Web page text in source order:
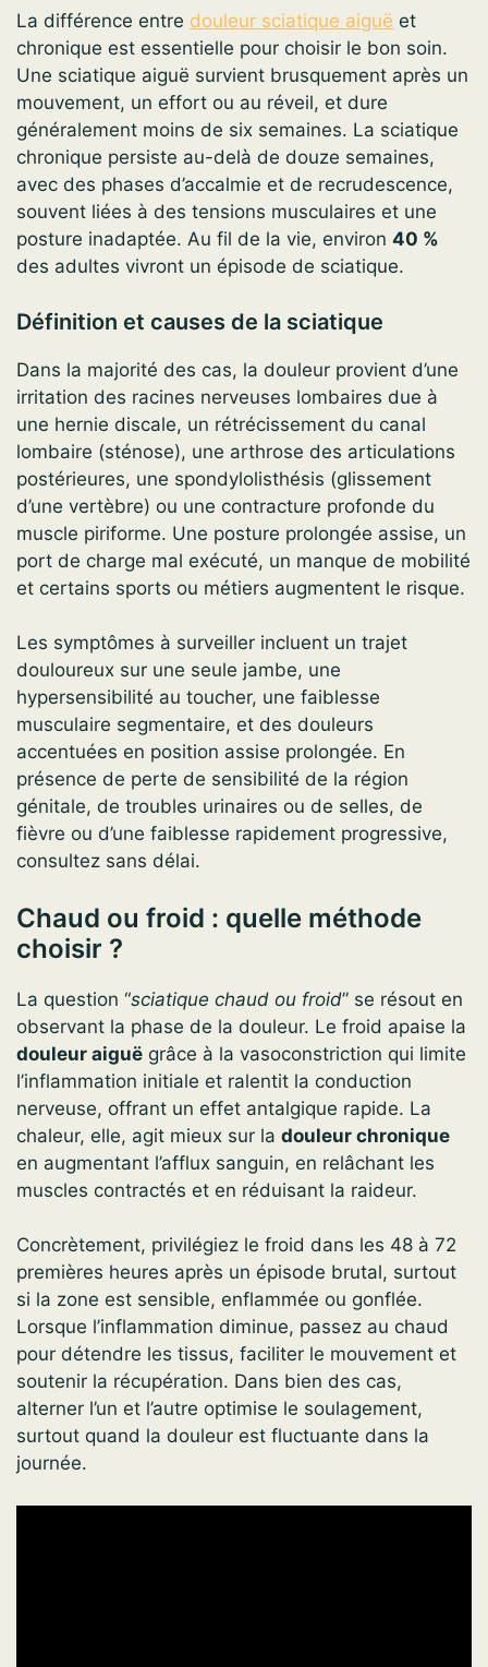
La différence entre douleur sciatique aiguë et
chronique est essentielle pour choisir le bon soin.
Une sciatique aiguë survient brusquement après un
mouvement, un effort ou au réveil, et dure
généralement moins de six semaines. La sciatique
chronique persiste au-delà de douze semaines,
avec des phases d’accalmie et de recrudescence,
souvent liées à des tensions musculaires et une
posture inadaptée. Au fil de la vie, environ 40 %
des adultes vivront un épisode de sciatique.
Définition et causes de la sciatique
Dans la majorité des cas, la douleur provient d’une
irritation des racines nerveuses lombaires due à
une hernie discale, un rétrécissement du canal
lombaire (sténose), une arthrose des articulations
postérieures, une spondylolisthésis (glissement
d’une vertèbre) ou une contracture profonde du
muscle piriforme. Une posture prolongée assise, un
port de charge mal exécuté, un manque de mobilité
et certains sports ou métiers augmentent le risque.
Les symptômes à surveiller incluent un trajet
douloureux sur une seule jambe, une
hypersensibilité au toucher, une faiblesse
musculaire segmentaire, et des douleurs
accentuées en position assise prolongée. En
présence de perte de sensibilité de la région
génitale, de troubles urinaires ou de selles, de
fièvre ou d’une faiblesse rapidement progressive,
consultez sans délai.
Chaud ou froid : quelle méthode
choisir ?
La question “sciatique chaud ou froid” se résout en
observant la phase de la douleur. Le froid apaise la
douleur aiguë grâce à la vasoconstriction qui limite
l’inflammation initiale et ralentit la conduction
nerveuse, offrant un effet antalgique rapide. La
chaleur, elle, agit mieux sur la douleur chronique
en augmentant l’afflux sanguin, en relâchant les
muscles contractés et en réduisant la raideur.
Concrètement, privilégiez le froid dans les 48 à 72
premières heures après un épisode brutal, surtout
si la zone est sensible, enflammée ou gonflée.
Lorsque l’inflammation diminue, passez au chaud
pour détendre les tissus, faciliter le mouvement et
soutenir la récupération. Dans bien des cas,
alterner l’un et l’autre optimise le soulagement,
surtout quand la douleur est fluctuante dans la
journée.